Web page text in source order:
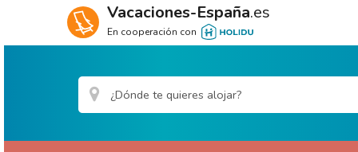
Vacaciones-España.es
En cooperación con